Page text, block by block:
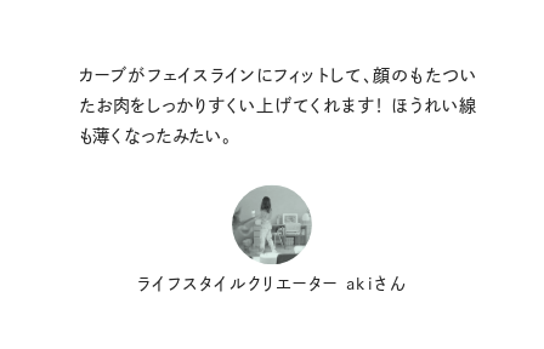
カーブがフェイスラインにフィットして、顔のもたつい
たお肉をしっかりすくい上げてくれます！ ほうれい線
も薄くなったみたい。
ライフスタイルクリエーター akiさん